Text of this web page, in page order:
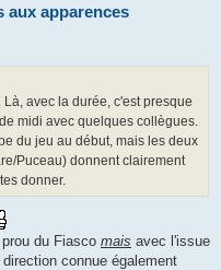
aux apparences
avec la durée, c'est presque
midi avec quelques collègues.
du jeu au début, mais les deux
Puceau) donnent clairement
donner.
du Fiasco mais avec l'issue
connue également